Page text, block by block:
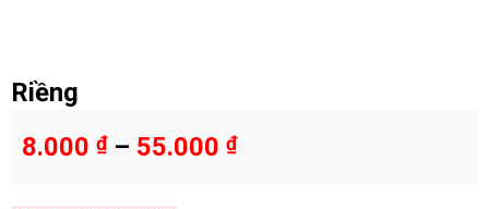
Riềng
8.000 ₫– 55.000 ₫